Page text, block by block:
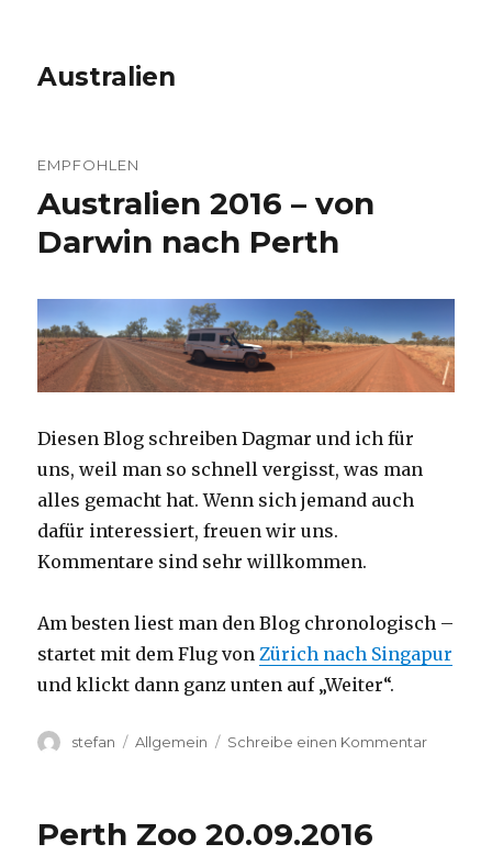
Australien
EMPFOHLEN
Australien 2016 – von
Darwin nach Perth
Diesen Blog schreiben Dagmar und ich für
uns, weil man so schnell vergisst, was man
alles gemacht hat. Wenn sich jemand auch
dafür interessiert, freuen wir uns.
Kommentare sind sehr willkommen.
Am besten liest man den Blog chronologisch –
startet mit dem Flug vonZürich nach Singapur
und klickt dann ganz unten auf „Weiter“.
Autor
stefan Kategorien
Allgemein Schreibe einen Kommentarzu
Perth Zoo 20.09.2016